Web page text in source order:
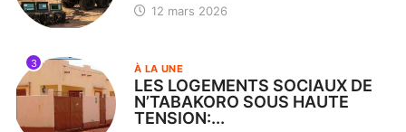
12 mars 2026
3 À LA UNE
LES LOGEMENTS SOCIAUX DE
N’TABAKORO SOUS HAUTE
TENSION:...